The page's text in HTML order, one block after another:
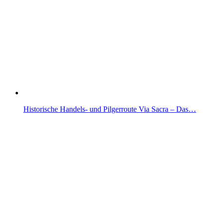
Historische Handels- und Pilgerroute Via Sacra – Das…